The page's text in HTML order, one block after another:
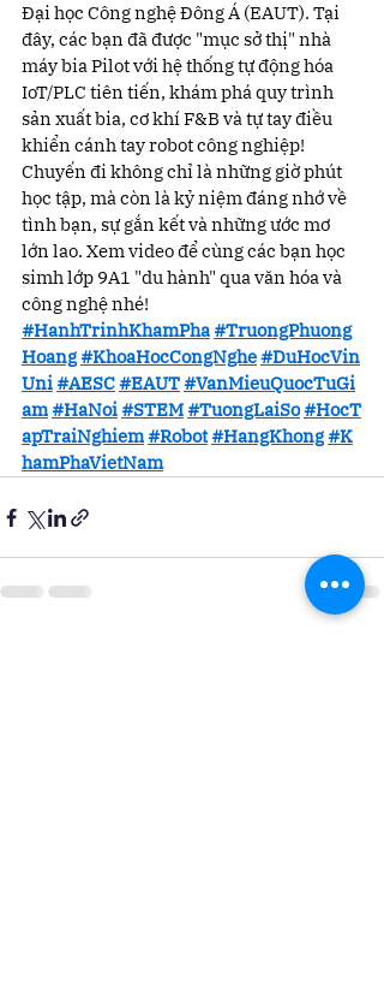
Đại học Công nghệ Đông Á (EAUT). Tại
đây, các bạn đã được "mục sở thị" nhà
máy bia Pilot với hệ thống tự động hóa
IoT/PLC tiên tiến, khám phá quy trình
sản xuất bia, cơ khí F&B và tự tay điều
khiển cánh tay robot công nghiệp!
Chuyến đi không chỉ là những giờ phút
học tập, mà còn là kỷ niệm đáng nhớ về
tình bạn, sự gắn kết và những ước mơ
lớn lao. Xem video để cùng các bạn học
simh lớp 9A1 "du hành" qua văn hóa và
công nghệ nhé!
#HanhTrinhKhamPha#TruongPhuong
Hoang#KhoaHocCongNghe#DuHocVin
Uni#AESC#EAUT#VanMieuQuocTuGi
am#HaNoi#STEM#TuongLaiSo#HocT
apTraiNghiem#Robot#HangKhong#K
hamPhaVietNam